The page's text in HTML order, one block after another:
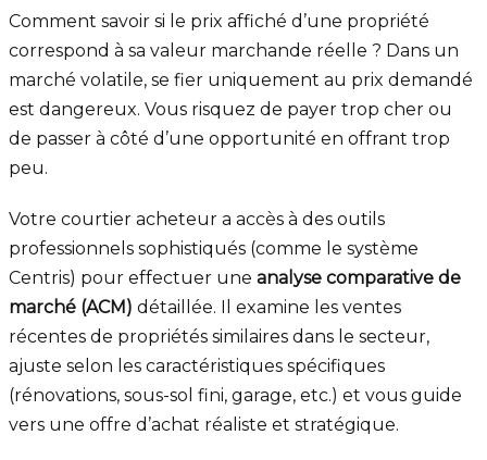
Comment savoir si le prix affiché d’une propriété
correspond à sa valeur marchande réelle ? Dans un
marché volatile, se fier uniquement au prix demandé
est dangereux. Vous risquez de payer trop cher ou
de passer à côté d’une opportunité en offrant trop
peu.
Votre courtier acheteur a accès à des outils
professionnels sophistiqués (comme le système
Centris) pour effectuer une analyse comparative de
marché (ACM) détaillée. Il examine les ventes
récentes de propriétés similaires dans le secteur,
ajuste selon les caractéristiques spécifiques
(rénovations, sous-sol fini, garage, etc.) et vous guide
vers une offre d’achat réaliste et stratégique.